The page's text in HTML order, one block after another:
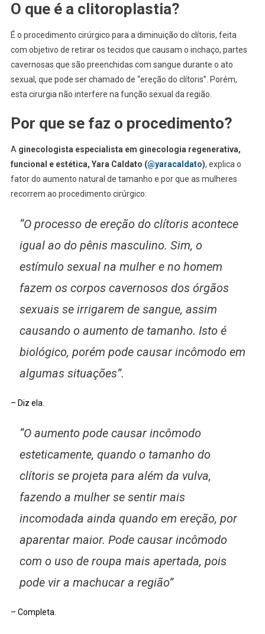
O que é a clitoroplastia?
É o procedimento cirúrgico para a diminuição do clítoris, feita
com objetivo de retirar os tecidos que causam o inchaço, partes
cavernosas que são preenchidas com sangue durante o ato
sexual, que pode ser chamado de “ereção do clítoris”. Porém,
esta cirurgia não interfere na função sexual da região.
Por que se faz o procedimento?
A ginecologista especialista em ginecologia regenerativa,
funcional e estética, Yara Caldato (@yaracaldato), explica o
fator do aumento natural de tamanho e por que as mulheres
recorrem ao procedimento cirúrgico:
“O processo de ereção do clítoris acontece
igual ao do pênis masculino. Sim, o
estímulo sexual na mulher e no homem
fazem os corpos cavernosos dos órgãos
sexuais se irrigarem de sangue, assim
causando o aumento de tamanho. Isto é
biológico, porém pode causar incômodo em
algumas situações”.
– Diz ela.
“O aumento pode causar incômodo
esteticamente, quando o tamanho do
clítoris se projeta para além da vulva,
fazendo a mulher se sentir mais
incomodada ainda quando em ereção, por
aparentar maior. Pode causar incômodo
com o uso de roupa mais apertada, pois
pode vir a machucar a região”
– Completa.